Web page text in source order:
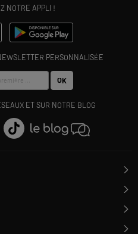
NOTRE APPLI !
PERSONNALISÉE
OK
ET SUR NOTRE BLOG